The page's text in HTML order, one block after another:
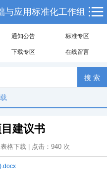
与应用标准化工作组
通知公告 标准专区
下载专区 在线留言
建议书
表格下载| 点击： 940 次